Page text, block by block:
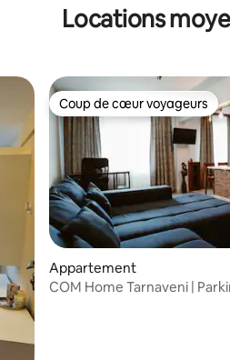
Locations
Coup de cœur voyageurs
Coup de cœur voyageurs
Appartement
COM Home Tarnaveni |